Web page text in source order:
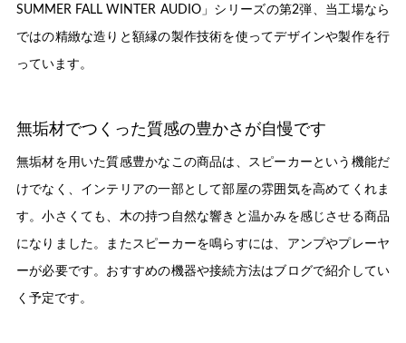
SUMMER FALL WINTER AUDIO」シリーズの第2弾、当工場なら
ではの精緻な造りと額縁の製作技術を使ってデザインや製作を行
っています。
無垢材でつくった質感の豊かさが自慢です
無垢材を用いた質感豊かなこの商品は、スピーカーという機能だ
けでなく、インテリアの一部として部屋の雰囲気を高めてくれま
す。小さくても、木の持つ自然な響きと温かみを感じさせる商品
になりました。またスピーカーを鳴らすには、アンプやプレーヤ
ーが必要です。おすすめの機器や接続方法はブログで紹介してい
く予定です。